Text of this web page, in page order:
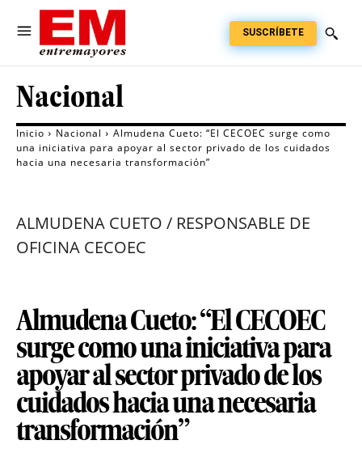
SUSCRÍBETE
Nacional
Inicio Nacional
Almudena Cueto: “El CECOEC surge como
una iniciativa para apoyar al sector privado de los cuidados
hacia una necesaria transformación”
ALMUDENA CUETO / RESPONSABLE DE
OFICINA CECOEC
Almudena Cueto: “El CECOEC
surge como una iniciativa para
apoyar al sector privado de los
cuidados hacia una necesaria
transformación”